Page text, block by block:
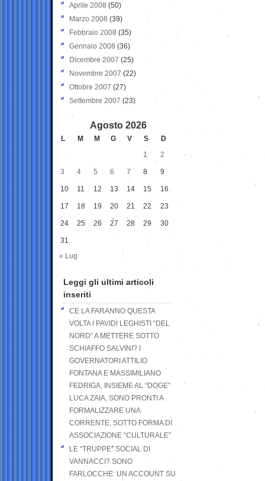
Aprile 2008 (50)
Marzo 2008 (39)
Febbraio 2008 (35)
Gennaio 2008 (36)
Dicembre 2007 (25)
Novembre 2007 (22)
Ottobre 2007 (27)
Settembre 2007 (23)
Agosto 2026
L M M G V S
D
1
2
3 4 5 6 7 8 9
10 11 12 13 14 15 16
17 18 19 20 21 22 23
24 25 26 27 28 29 30
31
« Lug
Leggi gli ultimi articoli
inseriti
CE LA FARANNO QUESTA
VOLTA I PAVIDI LEGHISTI “DEL
NORD” A METTERE SOTTO
SCHIAFFO SALVINI? I
GOVERNATORI ATTILIO
FONTANA E MASSIMILIANO
FEDRIGA, INSIEME AL “DOGE”
LUCA ZAIA, SONO PRONTI A
FORMALIZZARE UNA
CORRENTE, SOTTO FORMA DI
ASSOCIAZIONE “CULTURALE”
LE “TRUPPE” SOCIAL DI
VANNACCI? SONO
FARLOCCHE: UN ACCOUNT SU